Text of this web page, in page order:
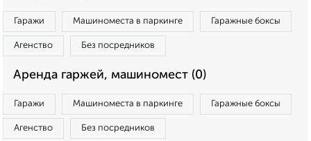
Гаражи Машиноместа в паркинге Гаражные боксы
Агенство Без посредников
Аренда гаржей, машиномест (0)
Гаражи Машиноместа в паркинге Гаражные боксы
Агенство Без посредников